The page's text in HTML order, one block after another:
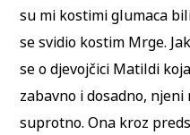
su mi kostimi glumaca
se svidio kostim Mrge.
se o djevojčici Matildi
zabavno i dosadno,
suprotno. Ona kroz